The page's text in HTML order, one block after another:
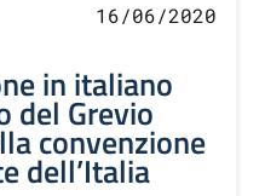
16/06/2020
in italiano
del Grevio
convenzione
dell’Italia